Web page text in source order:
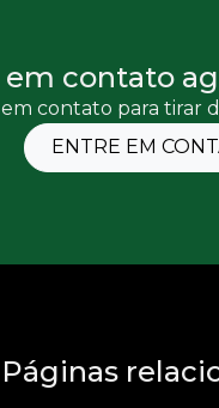
em contato
contato para tirar
ENTRE EM
Páginas